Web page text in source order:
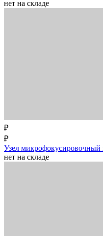
нет на складе
₽
₽
Узел
нет на складе